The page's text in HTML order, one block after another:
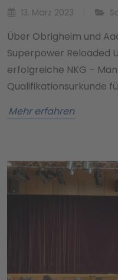
13. März 2023
Über Obrigheim und
Superpower Reloaded
erfolgreiche NKG –
Qualifikationsurkunde
Mehr erfahren